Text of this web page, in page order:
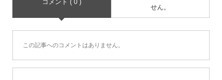
コメント ( 0 )
せん。
この記事へのコメントはありません。